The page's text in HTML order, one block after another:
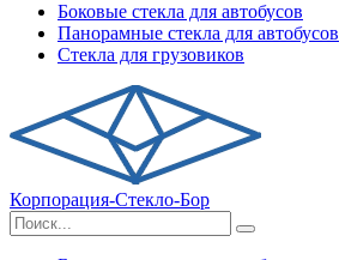
Боковые стекла для автобусов
Панорамные стекла для автобусов
Стекла для грузовиков
Корпорация-Стекло-Бор